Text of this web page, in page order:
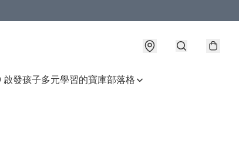
啟發孩子多元學習的寶庫部落格